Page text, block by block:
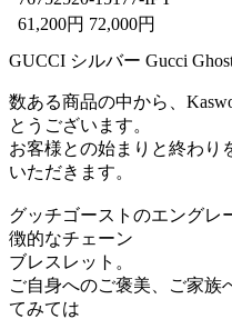
61,200円 72,000円
GUCCI シルバー Gucci
数ある商品の中から、
とうございます。
お客様との始まりと終わり
いただきます。
グッチゴーストのエングレ
徴的なチェーン
ブレスレット。
ご自身へのご褒美、ご家族
てみては